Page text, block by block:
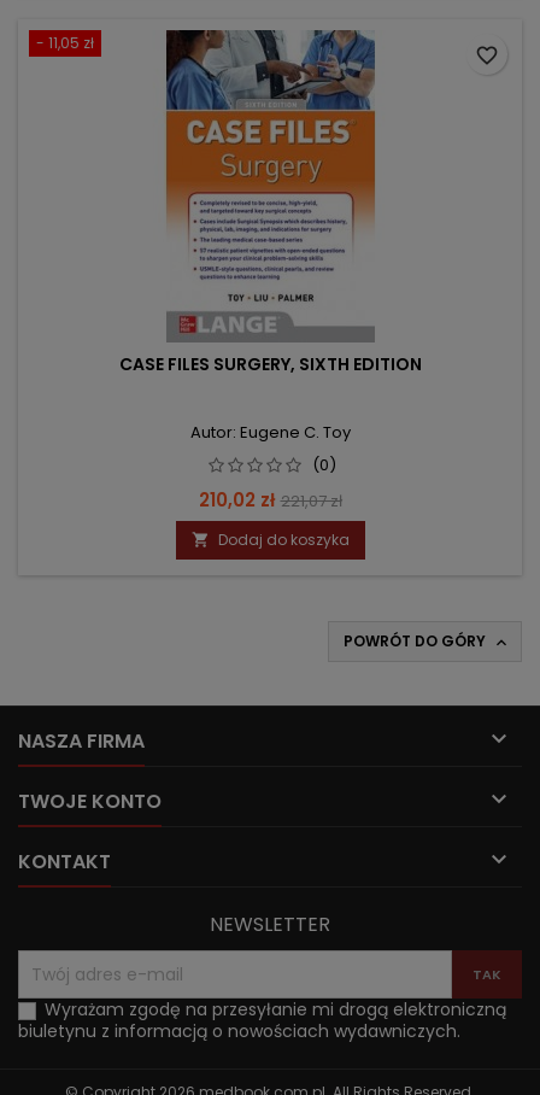
- 11,05 zł
CASE FILES SURGERY, SIXTH EDITION
Autor: Eugene C. Toy
(0)
Cena
210,02 zł Cena
podstawowa
221,07 zł
 Dodaj do koszyka
favorite_border
POWRÓT DO GÓRY 
NASZA FIRMA 
TWOJE KONTO 
KONTAKT 
NEWSLETTER
Wyrażam zgodę na przesyłanie mi drogą elektroniczną
biuletynu z informacją o nowościach wydawniczych.